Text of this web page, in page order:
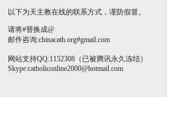
以下为天主教在线的联系方式，谨防假冒。
请将#替换成@
邮件咨询:chinacath.org#gmail.com
网站支持QQ:1152308（已被腾讯永久冻结）
Skype:catholiconline2000@hotmail.com